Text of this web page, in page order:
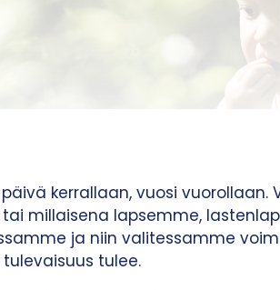
kerrallaan, vuosi vuorollaan.
millaisena lapsemme,
ja niin valitessamme
tulee.